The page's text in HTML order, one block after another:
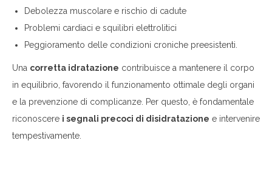
Debolezza muscolare e rischio di cadute
Problemi cardiaci e squilibri elettrolitici
Peggioramento delle condizioni croniche preesistenti.
Una corretta idratazione contribuisce a mantenere il corpo
in equilibrio, favorendo il funzionamento ottimale degli organi
e la prevenzione di complicanze. Per questo, è fondamentale
riconoscere i segnali precoci di disidratazione e intervenire
tempestivamente.